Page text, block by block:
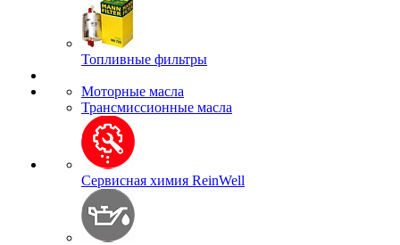
Топливные фильтры
Моторные масла
Трансмиссионные масла
Сервисная химия ReinWell